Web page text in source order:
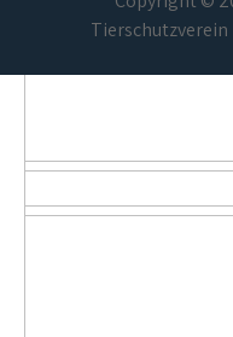
Tierschutzverein